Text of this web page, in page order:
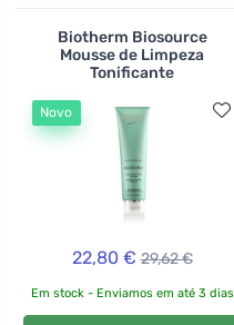
Biotherm Biosource
Mousse de Limpeza
Tonificante
Novo
22,80 € 29,62 €
Em stock - Enviamos em até 3 dias